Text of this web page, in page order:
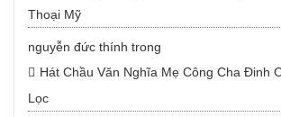
Thoại Mỹ
nguyễn đức thính trong
Hát Chầu Văn Nghĩa Mẹ Công Cha Đinh
Lọc